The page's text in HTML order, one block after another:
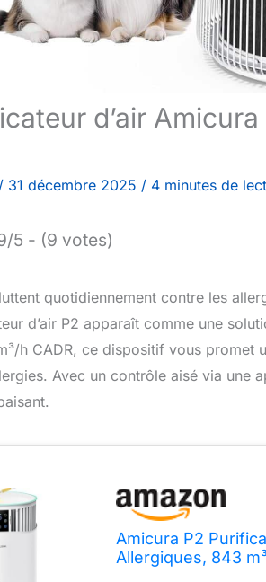
d’air
/ 31 décembre 2025 / 4 minutes de
5 - (9 votes)
quotidiennement contre les
d’air P2 apparaît comme une
h CADR, ce dispositif vous
Avec un contrôle aisé via une
Amicura P2
Allergiques, 843